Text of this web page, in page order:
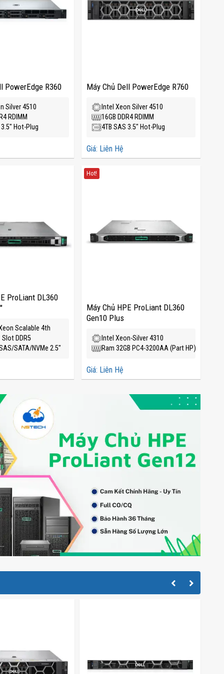
PowerEdge R360
Silver 4510
RDIMM
Hot-Plug
Máy Chủ Dell PowerEdge R760
Intel Xeon Silver 4510
16GB DDR4 RDIMM
4TB SAS 3.5" Hot-Plug
Giá: Liên Hệ
ProLiant DL360
Scalable 4th
Slot DDR5
SATA/NVMe 2.5″
Hot!
Máy Chủ HPE ProLiant DL360
Gen10 Plus
Intel Xeon-Silver 4310
Ram 32GB PC4-3200AA (Part HP)
Giá: Liên Hệ